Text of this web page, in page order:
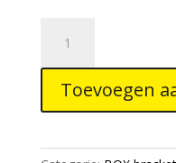
Extremum
race
prep
external
24mm
Toevoegen